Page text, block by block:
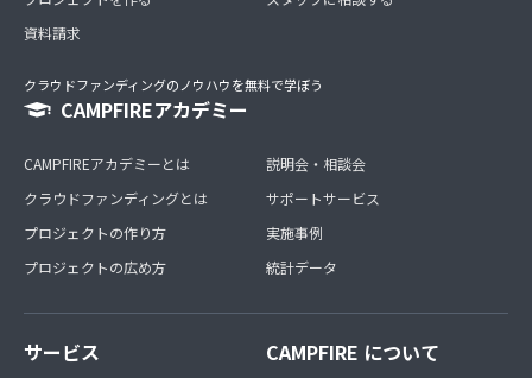
資料請求
クラウドファンディングのノウハウを無料で学ぼう
CAMPFIREアカデミー
CAMPFIREアカデミーとは
クラウドファンディングとは
プロジェクトの作り方
プロジェクトの広め方
説明会・相談会
サポートサービス
実施事例
統計データ
サービス CAMPFIRE について